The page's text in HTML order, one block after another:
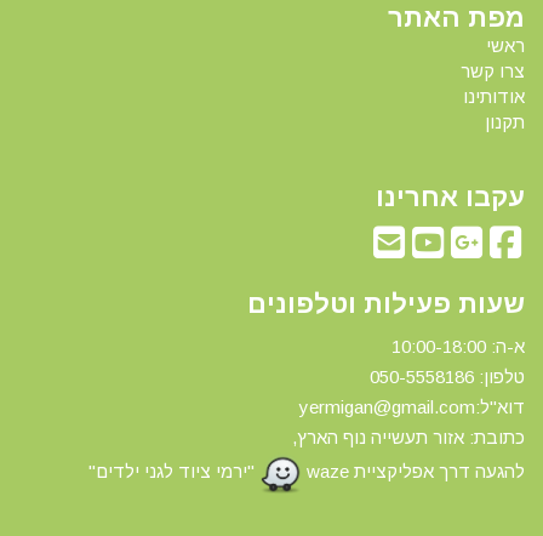
מפת האתר
ראשי
צרו קשר
אודותינו
תקנון
עקבו אחרינו
שעות פעילות וטלפונים
א-ה: 10:00-18:00
טלפון: 0 50-5558186
דוא"ל:yermigan@gmail.com
כתובת: אזור תעשייה נוף הארץ,
להגעה דרך אפליקציית waze
"ירמי ציוד לגני ילדים"